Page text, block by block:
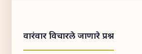
वारंवार विचारले जाणारे प्रश्न